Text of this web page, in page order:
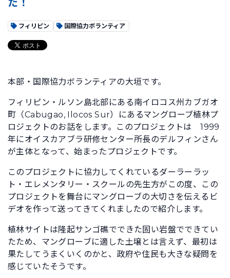
た！
フィリピン 国際協力ボランティア
本部・国際協力ボランティアの大垣です。
フィリピン・ルソン島北部にある南イロコス州カブガオ
町（Cabugao, Ilocos Sur）にあるマングローブ植林プ
ロジェクトのお話をします。このプロジェクトは 1999
年にオイスカアブラ研修センター所長のデルフィンさん
が主体となって、始まったプロジェクトです。
このプロジェクトに協力してくれているダーラーラッ
ト・エレメンタリー・スクールの先生方がこの度、この
プロジェクトを舞台にマングローブの大切さを伝えるビ
デオを作って送ってきてくれましたので紹介します。
植林サイトは隆起サンゴ礁でできた固い岩盤でできてい
たため、マングローブに適した土壌とは言えず、最初は
果たしてうまくいくのかと、政府や住民も大きな疑問を
感じていたそうです。